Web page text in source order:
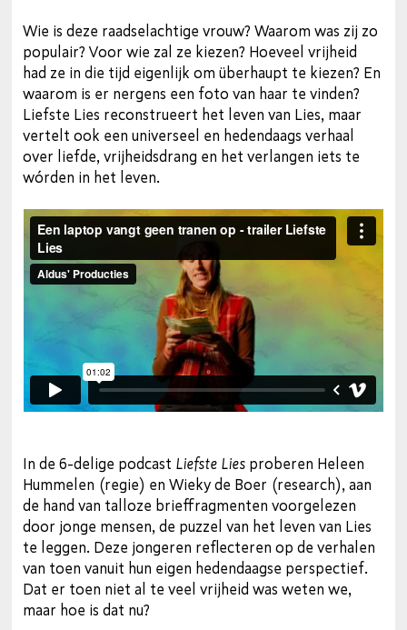
Wie is deze raadselachtige vrouw? Waarom was zij zo
populair? Voor wie zal ze kiezen? Hoeveel vrijheid
had ze in die tijd eigenlijk om überhaupt te kiezen? En
waarom is er nergens een foto van haar te vinden?
Liefste Lies reconstrueert het leven van Lies, maar
vertelt ook een universeel en hedendaags verhaal
over liefde, vrijheidsdrang en het verlangen iets te
wórden in het leven.
In de 6-delige podcast Liefste Lies proberen Heleen
Hummelen (regie) en Wieky de Boer (research), aan
de hand van talloze brieffragmenten voorgelezen
door jonge mensen, de puzzel van het leven van Lies
te leggen. Deze jongeren reflecteren op de verhalen
van toen vanuit hun eigen hedendaagse perspectief.
Dat er toen niet al te veel vrijheid was weten we,
maar hoe is dat nu?